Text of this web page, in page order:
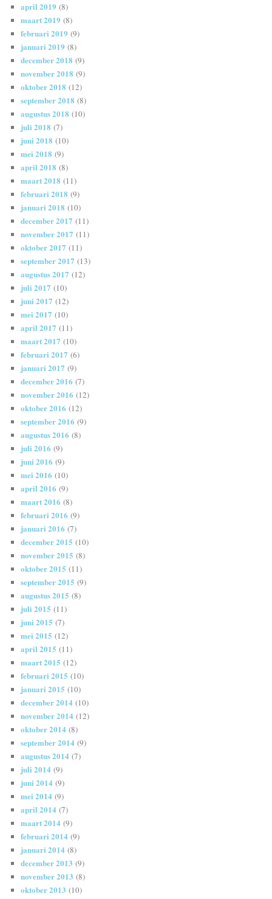
april 2019 (8)
maart 2019 (8)
februari 2019 (9)
januari 2019 (8)
december 2018 (9)
november 2018 (9)
oktober 2018 (12)
september 2018 (8)
augustus 2018 (10)
juli 2018 (7)
juni 2018 (10)
mei 2018 (9)
april 2018 (8)
maart 2018 (11)
februari 2018 (9)
januari 2018 (10)
december 2017 (11)
november 2017 (11)
oktober 2017 (11)
september 2017 (13)
augustus 2017 (12)
juli 2017 (10)
juni 2017 (12)
mei 2017 (10)
april 2017 (11)
maart 2017 (10)
februari 2017 (6)
januari 2017 (9)
december 2016 (7)
november 2016 (12)
oktober 2016 (12)
september 2016 (9)
augustus 2016 (8)
juli 2016 (9)
juni 2016 (9)
mei 2016 (10)
april 2016 (9)
maart 2016 (8)
februari 2016 (9)
januari 2016 (7)
december 2015 (10)
november 2015 (8)
oktober 2015 (11)
september 2015 (9)
augustus 2015 (8)
juli 2015 (11)
juni 2015 (7)
mei 2015 (12)
april 2015 (11)
maart 2015 (12)
februari 2015 (10)
januari 2015 (10)
december 2014 (10)
november 2014 (12)
oktober 2014 (8)
september 2014 (9)
augustus 2014 (7)
juli 2014 (9)
juni 2014 (9)
mei 2014 (9)
april 2014 (7)
maart 2014 (9)
februari 2014 (9)
januari 2014 (8)
december 2013 (9)
november 2013 (8)
oktober 2013 (10)